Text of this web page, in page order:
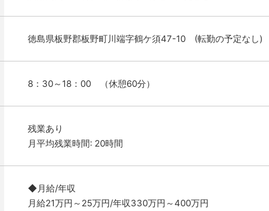
徳島県板野郡板野町川端字鶴ケ須47-10 (転勤の予定なし)
8：30～18：00 （休憩60分）
残業あり
月平均残業時間: 20時間
◆月給/年収
月給21万円～25万円/年収330万円～400万円